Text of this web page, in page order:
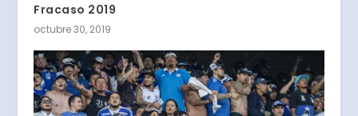
Fracaso 2019
octubre 30, 2019